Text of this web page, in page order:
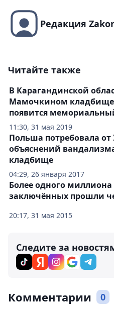
Редакция
Читайте также
11:30, 31 мая 2019
В Карагандинской
Мамочкином кладбище
появится
04:29, 26 января 2017
Польша потребовала
объяснений
кладбище
20:17, 31 мая 2015
Более одного миллиона
заключённых прошли
Следите за
Комментарии 0